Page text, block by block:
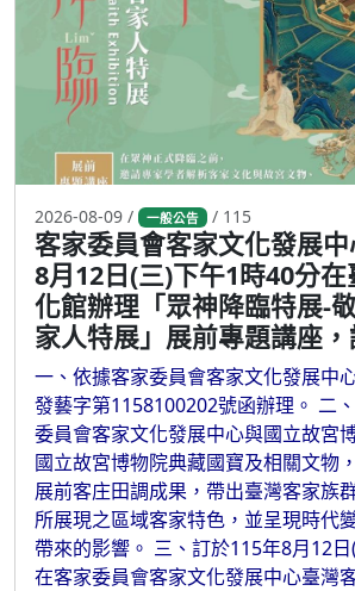
2026-08-09 / 一般公告 / 115
客家委員會客家文化發展
8月12日(三)下午1時40分
化館辦理「眾神降臨特展-
家人特展」展前專題講座，
一、依據客家委員會客家文化發展中
發藝字第1158100202號函辦理。 二
委員會客家文化發展中心與國立故宮
國立故宮博物院典藏國寶及相關文物
展前客庄田調成果，帶出臺灣客家族
所展現之區域客家特色，並呈現時代
帶來的影響。 三、訂於115年8月12
在客家委員會客家文化發展中心臺灣